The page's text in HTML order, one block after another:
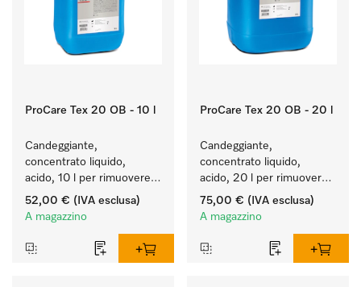
ProCare Tex 20 OB - 10 l
Candeggiante,
concentrato liquido,
acido, 10 l per rimuovere
efficacemente le macchie
più ostinate.
52,00 € (IVA esclusa)
A magazzino
ProCare Tex 20 OB - 20 l
Candeggiante,
concentrato liquido,
acido, 20 l per rimuovere
efficacemente le macchie
più ostinate.
75,00 € (IVA esclusa)
A magazzino